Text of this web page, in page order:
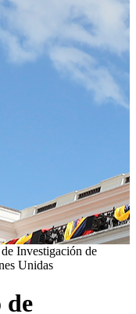
Investigación de
Unidas